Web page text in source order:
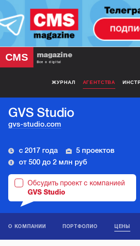
CMS magazine
Все о digital
ЖУРНАЛ АГЕНТСТВА
GVS Studio
gvs-studio.com
с 2017 года
5 проектов
от 500 до 2 млн руб
Обсудить проект с компанией
GVS Studio
О КОМПАНИИ ПОРТФОЛИО ЦЕНЫ